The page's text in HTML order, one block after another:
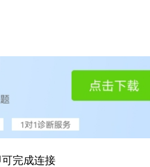
可完成连接